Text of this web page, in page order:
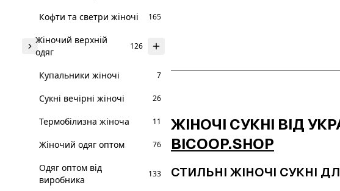
Кофти та светри жіночі 165
Жіночий верхній
одяг
126
Купальники жіночі 7
Сукні вечірні жіночі 26
Термобілизна жіноча 11
Жіночий одяг оптом 76
Одяг оптом від
виробника
133
ЖІНОЧІ СУКНІ ВІД
BICOOP.SHOP
СТИЛЬНІ ЖІНОЧІ СУКНІ